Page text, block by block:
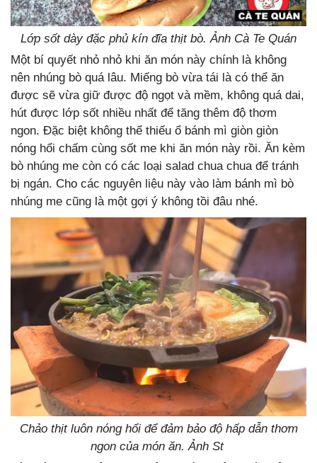
Lớp sốt dày đặc phủ kín đĩa thịt bò. Ảnh Cà Te Quán
Một bí quyết nhỏ nhỏ khi ăn món này chính là không
nên nhúng bò quá lâu. Miếng bò vừa tái là có thể ăn
được sẽ vừa giữ được độ ngọt và mềm, không quá dai,
hút được lớp sốt nhiều nhất để tăng thêm độ thơm
ngon. Đặc biệt không thể thiếu ổ bánh mì giòn giòn
nóng hổi chấm cùng sốt me khi ăn món này rồi. Ăn kèm
bò nhúng me còn có các loại salad chua chua để tránh
bị ngán. Cho các nguyên liệu này vào làm bánh mì bò
nhúng me cũng là một gợi ý không tồi đâu nhé.
Chảo thịt luôn nóng hổi để đảm bảo độ hấp dẫn thơm
ngon của món ăn. Ảnh St